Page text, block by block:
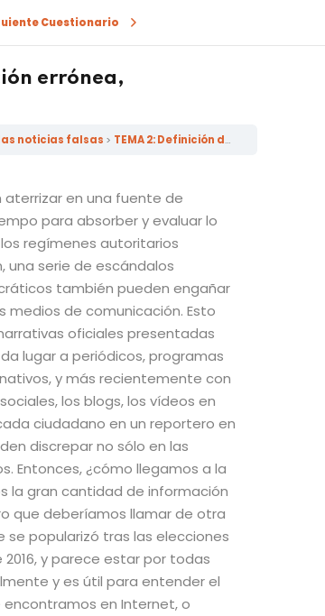
Cuestionario
errónea,
noticias falsas TEMA 2: Definición de la desinformación, información errónea, malinformación y las noticias falsas
aterrizar en una fuente de
para absorber y evaluar lo
regímenes autoritarios
una serie de escándalos
también pueden engañar
medios de comunicación. Esto
oficiales presentadas
lugar a periódicos, programas
y más recientemente con
los blogs, los vídeos en
ciudadano en un reportero en
discrepar no sólo en las
Entonces, ¿cómo llegamos a la
la gran cantidad de información
que deberíamos llamar de otra
popularizó tras las elecciones
y parece estar por todas
y es útil para entender el
en Internet, o